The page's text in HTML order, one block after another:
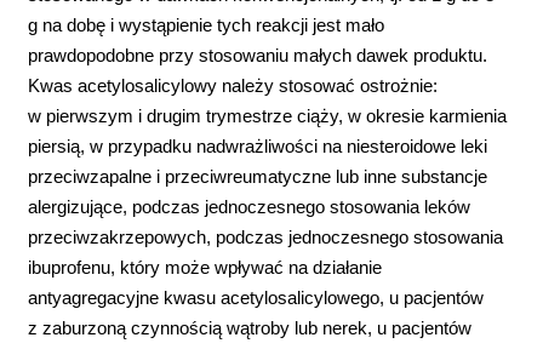
g na dobę i wystąpienie tych reakcji jest mało
prawdopodobne przy stosowaniu małych dawek produktu.
Kwas acetylosalicylowy należy stosować ostrożnie:
w pierwszym i drugim trymestrze ciąży, w okresie karmienia
piersią, w przypadku nadwrażliwości na niesteroidowe leki
przeciwzapalne i przeciwreumatyczne lub inne substancje
alergizujące, podczas jednoczesnego stosowania leków
przeciwzakrzepowych, podczas jednoczesnego stosowania
ibuprofenu, który może wpływać na działanie
antyagregacyjne kwasu acetylosalicylowego, u pacjentów
z zaburzoną czynnością wątroby lub nerek, u pacjentów